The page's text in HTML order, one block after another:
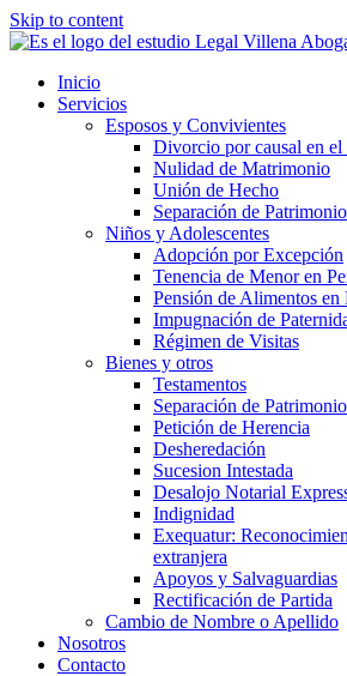
Skip to content
Inicio
Servicios
Esposos y Convivientes
Divorcio por causal en el
Nulidad de Matrimonio
Unión de Hecho
Separación de
Niños y Adolescentes
Adopción por Excepción
Tenencia de Menor en
Pensión de Alimentos en
Impugnación de
Régimen de Visitas
Bienes y otros
Testamentos
Separación de
Petición de Herencia
Desheredación
Sucesion Intestada
Desalojo Notarial
Indignidad
Exequatur:
extranjera
Apoyos y Salvaguardias
Rectificación de Partida
Cambio de Nombre o Apellido
Nosotros
Contacto